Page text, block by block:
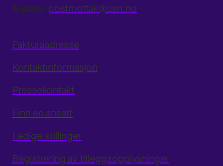
E-post: postmottak@usn.no
Fakturaadresse
Kontaktinformasjon
Pressekontakt
Finn en ansatt
Ledige stillinger
Registrering av tilleggsopplysninger